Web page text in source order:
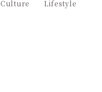
Culture Lifestyle